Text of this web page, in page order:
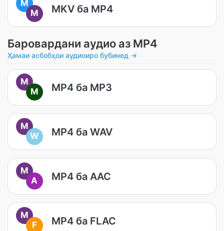
M
M
MKV ба MP4
Баровардани аудио аз MP4
Ҳамаи асбобҳои аудиоиро бубинед →
M
M
MP4 ба MP3
M
W
MP4 ба WAV
M
A
MP4 ба AAC
M
F
MP4 ба FLAC